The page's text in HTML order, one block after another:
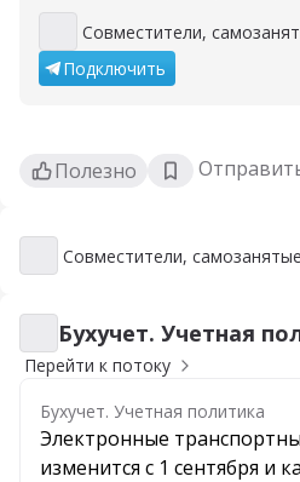
Совместители,
Совместители,
Подключить
Полезно
Совместители, самозанятые и
Совместители,
Бухучет. Учетная политика
Бухучет. Учетная
Перейти к потоку
Бухучет. Учетная политика
Электронные
изменится с 1 сентября и